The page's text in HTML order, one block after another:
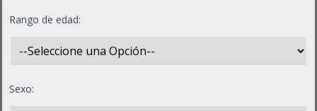
Rango de edad:
Sexo: